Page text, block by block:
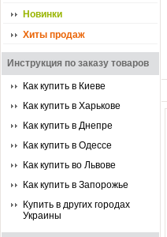
Новинки
Хиты продаж
Инструкция по заказу товаров
Как купить в Киеве
Как купить в Харькове
Как купить в Днепре
Как купить в Одессе
Как купить во Львове
Как купить в Запорожье
Купить в других городах
Украины